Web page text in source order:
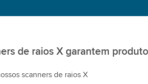
de raios X garantem
scanners de raios X